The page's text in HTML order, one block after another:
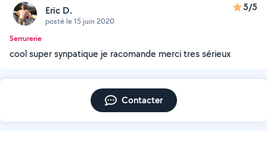
Eric D.
posté le 15 juin 2020
5/5
Serrurerie
cool super synpatique je racomande merci tres sérieux
Contacter